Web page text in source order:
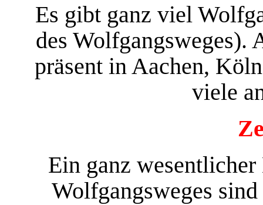
Es gibt ganz viel
des Wolfgangsweges).
präsent in Aachen,
viele
Ein ganz
Wolfgangsweges